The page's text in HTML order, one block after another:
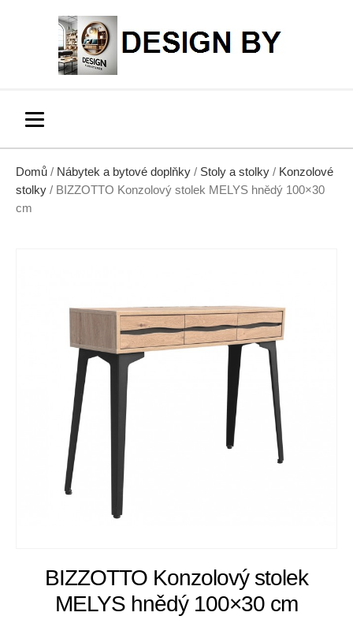
Domů / Nábytek a bytové doplňky / Stoly a stolky / Konzolové
stolky / BIZZOTTO Konzolový stolek MELYS hnědý 100×30
cm
BIZZOTTO Konzolový stolek
MELYS hnědý 100×30 cm